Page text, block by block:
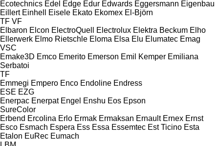
Ecotechnics Edel Edge Edur Edwards Eggersmann Eigenbau
Eillert Einhell Eisele Ekato Ekomex El-Björn
TF VF
Elbaron Elcon ElectroQuell Electrolux Elektra Beckum Elho
Ellerwerk Elmo Rietschle Eloma Elsa Elu Elumatec Emag
VSC
Emake3D Emco Emerito Emerson Emil Kemper Emiliana
Serbatoi
TF
Emmegi Empero Enco Endoline Endress
ESE EZG
Enerpac Enerpat Engel Enshu Eos Epson
SureColor
Erbend Ercolina Erlo Ermak Ermaksan Ernault Ernex Ernst
Esco Esmach Espera Ess Essa Essemtec Est Ticino Esta
Etalon EuRec Eumach